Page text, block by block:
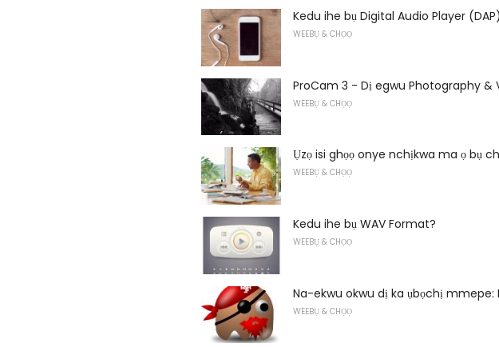
Kedu ihe bụ Digital Audio Player
WEEBỤ & CHỌỌ
ProCam 3 - Dị egwu Photography &
WEEBỤ & CHỌỌ
Ụzọ isi ghọọ onye nchịkwa ma ọ bụ
WEEBỤ & CHỌỌ
Kedu ihe bụ WAV Format?
WEEBỤ & CHỌỌ
Na-ekwu okwu dị ka ụbọchị mmepe:
WEEBỤ & CHỌỌ